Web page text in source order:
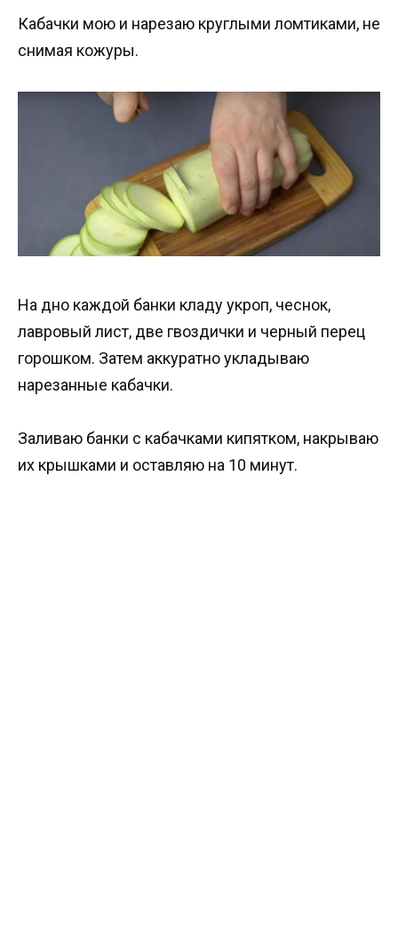
Кабачки мою и нарезаю круглыми ломтиками, не
снимая кожуры.
На дно каждой банки кладу укроп, чеснок,
лавровый лист, две гвоздички и черный перец
горошком. Затем аккуратно укладываю
нарезанные кабачки.
Заливаю банки с кабачками кипятком, накрываю
их крышками и оставляю на 10 минут.